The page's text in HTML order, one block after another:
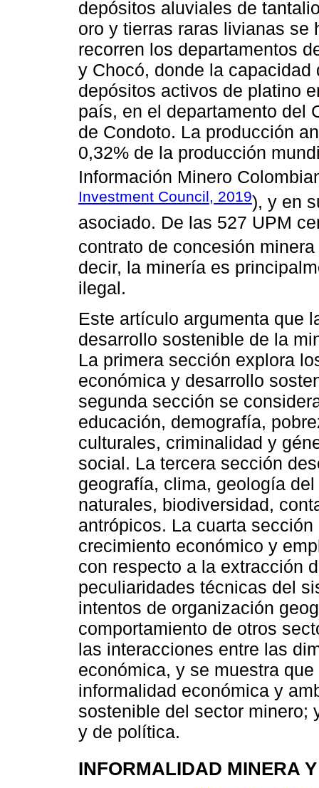
depósitos aluviales de
oro y tierras raras livianas
recorren los departamentos
y Chocó, donde la
depósitos activos de platino
país, en el departamento del
de Condoto. La producción
0,32% de la producción
Información Minero
Investment Council, 2019), y en
asociado. De las 527 UPM
contrato de concesión minera
decir, la minería es
ilegal.
Este artículo argumenta que
desarrollo sostenible de la
La primera sección explora
económica y desarrollo
segunda sección se
educación, demografía,
culturales, criminalidad y
social. La tercera sección
geografía, clima, geología
naturales, biodiversidad,
antrópicos. La cuarta
crecimiento económico y
con respecto a la extracción
peculiaridades técnicas del
intentos de organización
comportamiento de otros
las interacciones entre las
económica, y se muestra
informalidad económica y
sostenible del sector minero;
y de política.
INFORMALIDAD MINERA